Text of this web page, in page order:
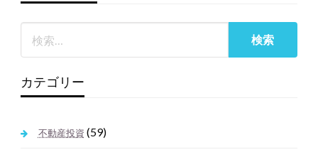
カテゴリー
不動産投資 (59)